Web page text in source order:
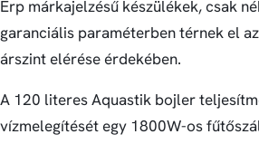
Erp márkajelzésű készülékek, csak
garanciális paraméterben térnek el
árszint elérése érdekében.
A 120 literes Aquastik bojler
vízmelegítését egy 1800W-os